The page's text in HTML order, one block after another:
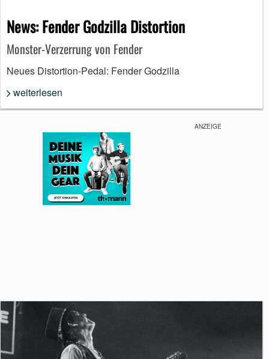
News: Fender Godzilla Distortion
Monster-Verzerrung von Fender
Neues Distortion-Pedal: Fender Godzilla
weiterlesen